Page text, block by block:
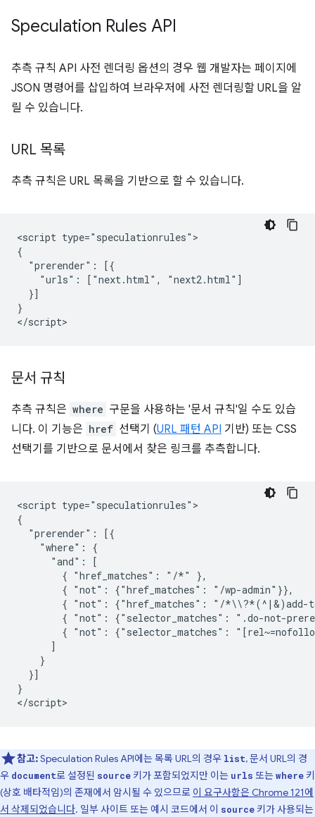
Speculation Rules API
추측 규칙 API 사전 렌더링 옵션의 경우 웹 개발자는 페이지에
JSON 명령어를 삽입하여 브라우저에 사전 렌더링할 URL을 알
릴 수 있습니다.
URL 목록
추측 규칙은 URL 목록을 기반으로 할 수 있습니다.
<script type="speculationrules">
{
  "prerender": [{
    "urls": ["next.html", "next2.html"]
  }]
}
문서 규칙
추측 규칙은 where 구문을 사용하는 '문서 규칙'일 수도 있습
니다. 이 기능은 href 선택기 (URL 패턴 API 기반) 또는 CSS
선택기를 기반으로 문서에서 찾은 링크를 추측합니다.
<script type="speculationrules">
{
  "prerender": [{
    "where": {
      "and": [
        { "href_matches": "/*" },
        { "not": {"href_matches": "/wp-admin"}},
{ "not": {"href_matches": "/*\\?*(^|&)add-
{ "not": {"selector_matches": ".do-not-
{ "not": {"selector_matches":
      ]
    }
  }]
}
참고:Speculation Rules API에는 목록 URL의 경우 list, 문서 URL의 경
우 document로 설정된 source 키가 포함되었지만 이는 urls 또는where 키
(상호 배타적임)의 존재에서 암시될 수 있으므로 이 요구사항은 Chrome 121에
서 삭제되었습니다. 일부 사이트 또는 예시 코드에서 이 source 키가 사용되는